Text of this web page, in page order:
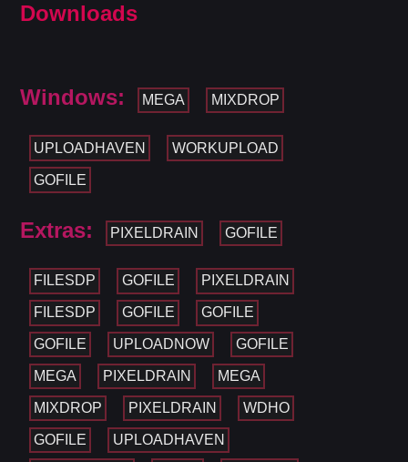
Downloads
Windows: MEGA MIXDROP
UPLOADHAVEN WORKUPLOAD
GOFILE
Extras: PIXELDRAIN GOFILE
FILESDP GOFILE PIXELDRAIN
FILESDP GOFILE GOFILE
GOFILE UPLOADNOW GOFILE
MEGA PIXELDRAIN MEGA
MIXDROP PIXELDRAIN WDHO
GOFILE UPLOADHAVEN